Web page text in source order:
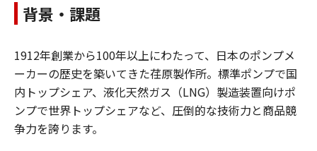
背景・課題
1912年創業から100年以上にわたって、日本のポンプメ
ーカーの歴史を築いてきた荏原製作所。標準ポンプで国
内トップシェア、液化天然ガス（LNG）製造装置向けポ
ンプで世界トップシェアなど、圧倒的な技術力と商品競
争力を誇ります。